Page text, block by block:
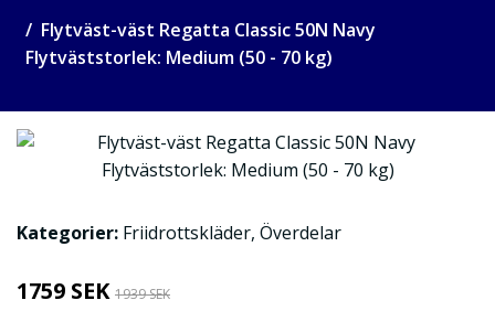
Flytväst-väst Regatta Classic 50N Navy
Flytväststorlek: Medium (50 - 70 kg)
Kategorier: Friidrottskläder, Överdelar
1759 SEK 1939 SEK